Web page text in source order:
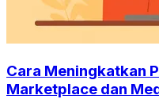
Cara Meningkatkan
Marketplace dan